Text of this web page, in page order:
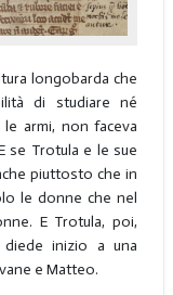
longobarda che
di studiare né
armi, non faceva
se Trotula e le sue
piuttosto che in
le donne che nel
E Trotula, poi,
inizio a una
e Matteo.